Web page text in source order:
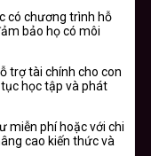
có chương trình hỗ
bảo họ có môi
trợ tài chính cho con
học tập và phát
miễn phí hoặc với chi
cao kiến thức và